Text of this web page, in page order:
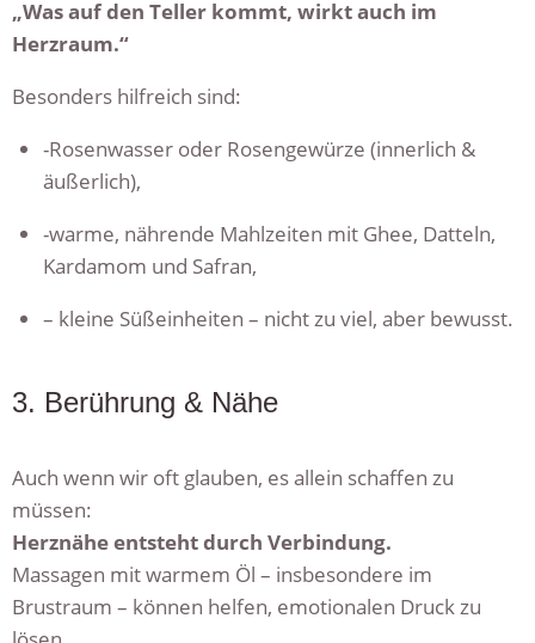
„Was auf den Teller kommt, wirkt auch im
Herzraum.“
Besonders hilfreich sind:
-Rosenwasser oder Rosengewürze (innerlich &
äußerlich),
-warme, nährende Mahlzeiten mit Ghee, Datteln,
Kardamom und Safran,
– kleine Süßeinheiten – nicht zu viel, aber bewusst.
3. Berührung & Nähe
Auch wenn wir oft glauben, es allein schaffen zu
müssen:
Herznähe entsteht durch Verbindung.
Massagen mit warmem Öl – insbesondere im
Brustraum – können helfen, emotionalen Druck zu